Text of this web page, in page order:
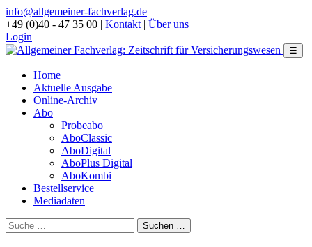
info@allgemeiner-fachverlag.de
+49 (0)40 - 47 35 00 | Kontakt | Über uns
Login
☰
Home
Aktuelle Ausgabe
Online-Archiv
Abo
Probeabo
AboClassic
AboDigital
AboPlus Digital
AboKombi
Bestellservice
Mediadaten